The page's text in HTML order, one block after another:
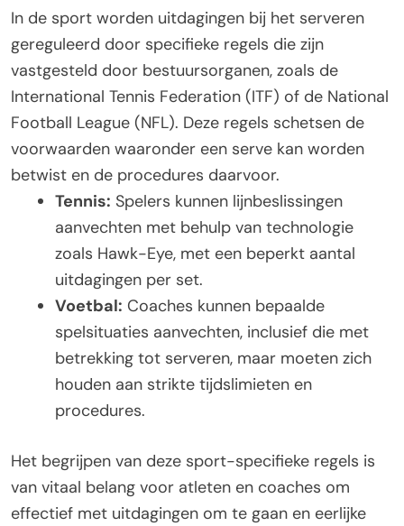
In de sport worden uitdagingen bij het serveren
gereguleerd door specifieke regels die zijn
vastgesteld door bestuursorganen, zoals de
International Tennis Federation (ITF) of de National
Football League (NFL). Deze regels schetsen de
voorwaarden waaronder een serve kan worden
betwist en de procedures daarvoor.
Tennis: Spelers kunnen lijnbeslissingen
aanvechten met behulp van technologie
zoals Hawk-Eye, met een beperkt aantal
uitdagingen per set.
Voetbal: Coaches kunnen bepaalde
spelsituaties aanvechten, inclusief die met
betrekking tot serveren, maar moeten zich
houden aan strikte tijdslimieten en
procedures.
Het begrijpen van deze sport-specifieke regels is
van vitaal belang voor atleten en coaches om
effectief met uitdagingen om te gaan en eerlijke